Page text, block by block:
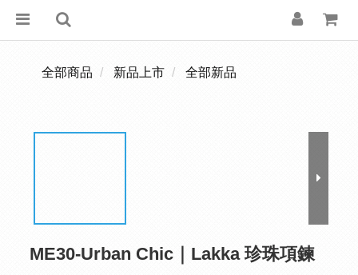
全部商品 新品上市 全部新品
ME30-Urban Chic｜Lakka 珍珠項鍊